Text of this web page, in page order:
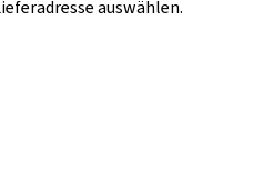
auswählen.